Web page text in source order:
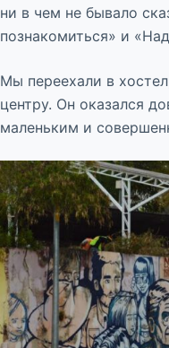
ни в чем не бывало
познакомиться» и
Мы переехали в
центру. Он оказался
маленьким и